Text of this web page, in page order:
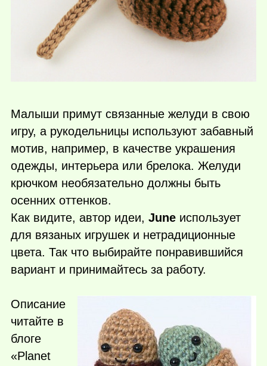
Малыши примут связанные желуди в свою
игру, а рукодельницы используют забавный
мотив, например, в качестве украшения
одежды, интерьера или брелока. Желуди
крючком необязательно должны быть
осенних оттенков.
Как видите, автор идеи, June использует
для вязаных игрушек и нетрадиционные
цвета. Так что выбирайте понравившийся
вариант и принимайтесь за работу.
Описание
читайте в
блоге
«Planet